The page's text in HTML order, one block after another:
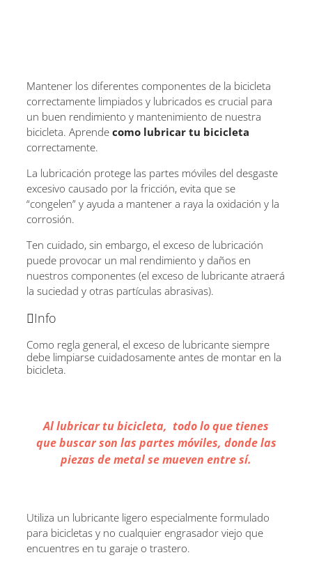
Mantener los diferentes componentes de la bicicleta
correctamente limpiados y lubricados es crucial para
un buen rendimiento y mantenimiento de nuestra
bicicleta. Aprende como lubricar tu bicicleta
correctamente.
La lubricación protege las partes móviles del desgaste
excesivo causado por la fricción, evita que se
“congelen” y ayuda a mantener a raya la oxidación y la
corrosión.
Ten cuidado, sin embargo, el exceso de lubricación
puede provocar un mal rendimiento y daños en
nuestros componentes (el exceso de lubricante atraerá
la suciedad y otras partículas abrasivas).
Info
Como regla general, el exceso de lubricante siempre
debe limpiarse cuidadosamente antes de montar en la
bicicleta.
Al lubricar tu bicicleta, todo lo que tienes
que buscar son las partes móviles, donde las
piezas de metal se mueven entre sí.
Utiliza un lubricante ligero especialmente formulado
para bicicletas y no cualquier engrasador viejo que
encuentres en tu garaje o trastero.